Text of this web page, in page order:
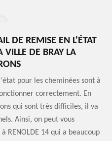
DE REMISE EN L'ÉTAT
VILLE DE BRAY LA
pour les cheminées sont à
correctement. En
qui sont très difficiles, il va
Ainsi, on peut vous
RENOLDE 14 qui a beaucoup